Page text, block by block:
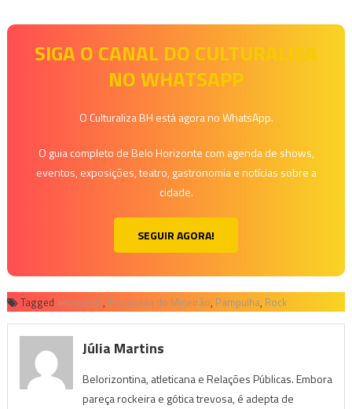
SIGA O CANAL DO CULTURALIZA
NO WHATSAPP
O Culturaliza BH está agora no WhatsApp.
O guia completo de Belo Horizonte com agenda de shows,
eventos, exposições, teatro, gastronomia e notícias sobre a
cidade.
SEGUIR AGORA!
Tagged aerosmith, Esplanada do Mineirão, Pampulha, Rock
Júlia Martins
Belorizontina, atleticana e Relações Públicas. Embora
pareça rockeira e gótica trevosa, é adepta de